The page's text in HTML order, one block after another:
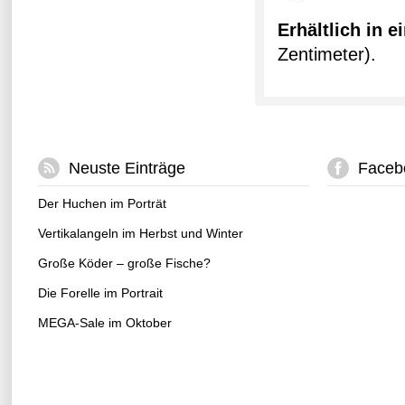
Erhältlich in
Zentimeter).
Neuste Einträge
Der Huchen im Porträt
Vertikalangeln im Herbst und Winter
Große Köder – große Fische?
Die Forelle im Portrait
MEGA-Sale im Oktober